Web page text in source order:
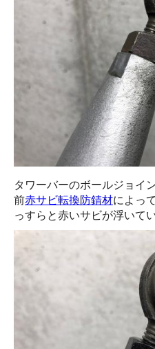
タワーバーのボールジョイ
前赤サビ転換防錆材によっ
っすらと赤いサビが浮いて